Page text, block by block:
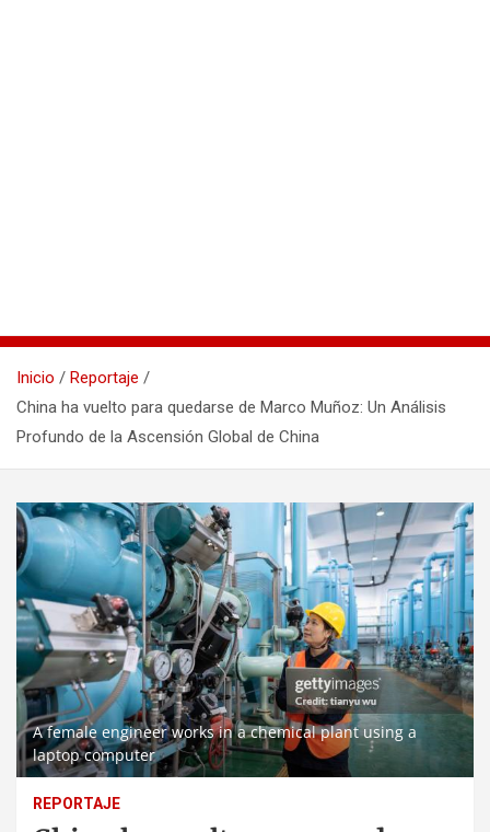
Inicio
Reportaje
China ha vuelto para quedarse de Marco Muñoz: Un Análisis
Profundo de la Ascensión Global de China
A female engineer works in a chemical plant using a
laptop computer
REPORTAJE